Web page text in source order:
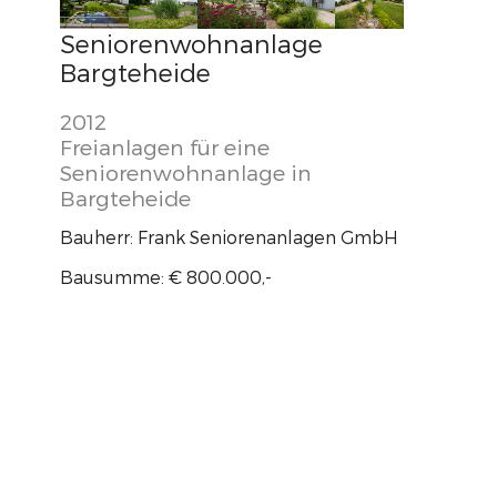
Seniorenwohnanlage
Bargteheide
2012
Freianlagen für eine
Seniorenwohnanlage in
Bargteheide
Bauherr: Frank Seniorenanlagen GmbH
Bausumme: € 800.000,-